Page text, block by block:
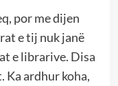
por me dijen
e tij nuk janë
e librarive. Disa
Ka ardhur koha,